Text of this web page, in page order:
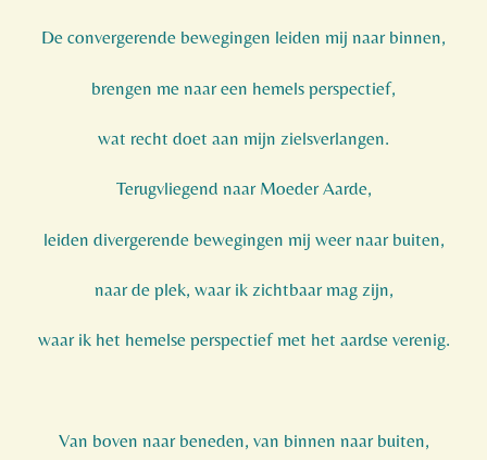
De convergerende bewegingen leiden mij naar binnen,
brengen me naar een hemels perspectief,
wat recht doet aan mijn zielsverlangen.
Terugvliegend naar Moeder Aarde,
leiden divergerende bewegingen mij weer naar buiten,
naar de plek, waar ik zichtbaar mag zijn,
waar ik het hemelse perspectief met het aardse verenig.
Van boven naar beneden, van binnen naar buiten,